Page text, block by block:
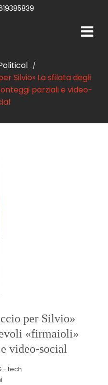
/
Silvio» La sfilata degli
parziali e video-
per Silvio»
«firmaioli»
video-social
- tech